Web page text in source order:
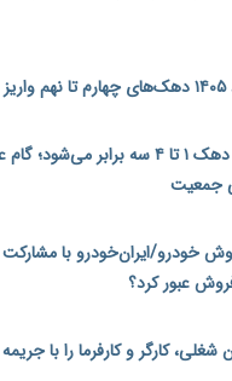
شمشیر دولبه مهار تورم و
و بودجه آغاز می‌شود؛ نسخه
و عوارض گمرکی قدرت خرید
یارانه خانواده‌های دهک ۱ تا ۴ سه برابر
جمعیت
خودرو/ایران‌خودرو با مشارکت
عبور کرد؟
کارگر و کارفرما را با